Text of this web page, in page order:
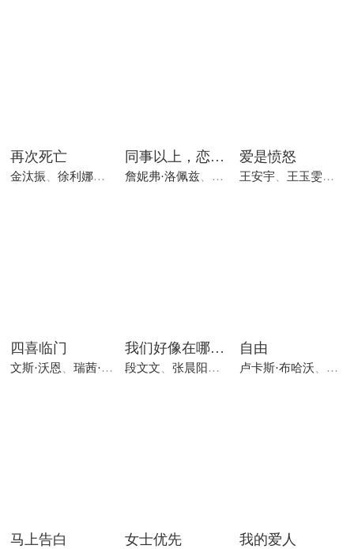
再次死亡
金汰振 、徐利娜、 丹尼·李
同事以上，恋人未满
詹妮弗·洛佩兹、 布雷特·戈德斯坦、贝蒂·吉
爱是愤怒
王安宇、 王玉雯、
四喜临门
文斯·沃恩 、瑞茜·威瑟斯彭 、 罗伯特·杜瓦尔
我们好像在哪见过
段文文 张晨阳、 王泽璇
自由
卢卡斯·布哈沃 蕾雅
马上告白 女士优先 我的爱人